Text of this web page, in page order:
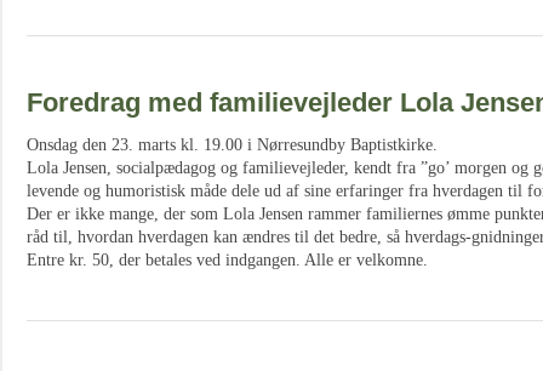
Foredrag med familievejleder Lola
Onsdag den 23. marts kl. 19.00 i Nørresundby Baptistkirke.
Lola Jensen, socialpædagog og familievejleder, kendt fra ”go’ morgen og
levende og humoristisk måde dele ud af sine erfaringer fra hverdagen til
Der er ikke mange, der som Lola Jensen rammer familiernes ømme
råd til, hvordan hverdagen kan ændres til det bedre, så hverdags-
Entre kr. 50, der betales ved indgangen. Alle er velkomne.